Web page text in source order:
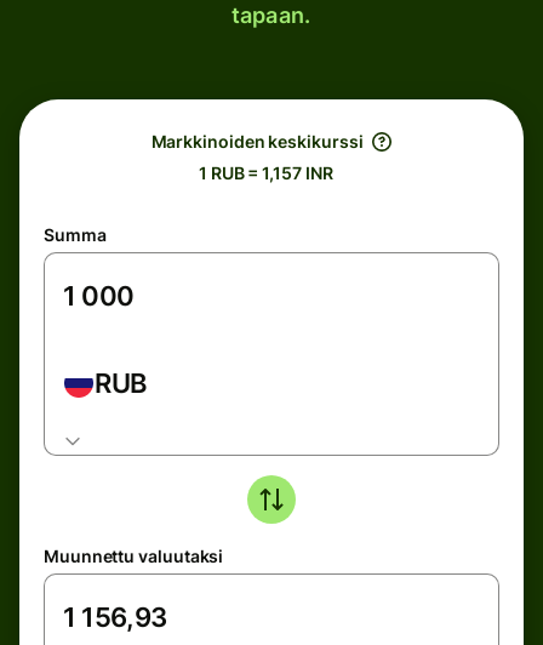
tapaan.
Markkinoiden keskikurssi
1 RUB = 1,157 INR
Summa
RUB
Muunnettu valuutaksi